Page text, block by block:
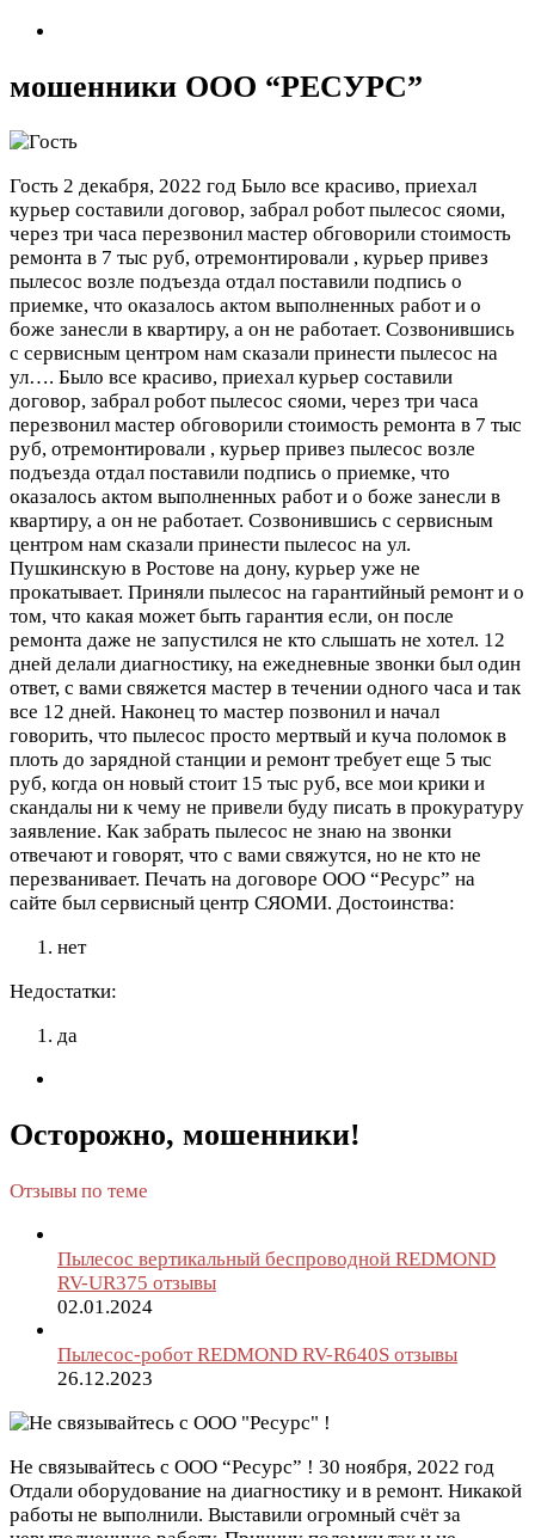
мошенники ООО “РЕСУРС”
Гость 2 декабря, 2022 год Было все красиво, приехал
курьер составили договор, забрал робот пылесос сяоми,
через три часа перезвонил мастер обговорили стоимость
ремонта в 7 тыс руб, отремонтировали , курьер привез
пылесос возле подъезда отдал поставили подпись о
приемке, что оказалось актом выполненных работ и о
боже занесли в квартиру, а он не работает. Созвонившись
с сервисным центром нам сказали принести пылесос на
ул…. Было все красиво, приехал курьер составили
договор, забрал робот пылесос сяоми, через три часа
перезвонил мастер обговорили стоимость ремонта в 7 тыс
руб, отремонтировали , курьер привез пылесос возле
подъезда отдал поставили подпись о приемке, что
оказалось актом выполненных работ и о боже занесли в
квартиру, а он не работает. Созвонившись с сервисным
центром нам сказали принести пылесос на ул.
Пушкинскую в Ростове на дону, курьер уже не
прокатывает. Приняли пылесос на гарантийный ремонт и о
том, что какая может быть гарантия если, он после
ремонта даже не запустился не кто слышать не хотел. 12
дней делали диагностику, на ежедневные звонки был один
ответ, с вами свяжется мастер в течении одного часа и так
все 12 дней. Наконец то мастер позвонил и начал
говорить, что пылесос просто мертвый и куча поломок в
плоть до зарядной станции и ремонт требует еще 5 тыс
руб, когда он новый стоит 15 тыс руб, все мои крики и
скандалы ни к чему не привели буду писать в прокуратуру
заявление. Как забрать пылесос не знаю на звонки
отвечают и говорят, что с вами свяжутся, но не кто не
перезванивает. Печать на договоре ООО “Ресурс” на
сайте был сервисный центр СЯОМИ. Достоинства:
нет
Недостатки:
да
Осторожно, мошенники!
Отзывы по теме
Пылесос вертикальный беспроводной REDMOND
RV-UR375 отзывы
02.01.2024
Пылесос-робот REDMOND RV-R640S отзывы
26.12.2023
Не связывайтесь с ООО “Ресурс” ! 30 ноября, 2022 год
Отдали оборудование на диагностику и в ремонт. Никакой
работы не выполнили. Выставили огромный счёт за